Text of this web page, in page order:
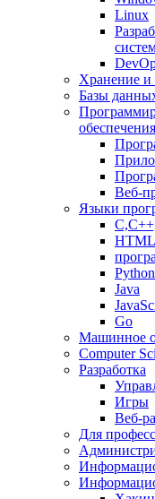
Linux
Хранение и
Базы
обеспечения
Веб-
Языки
Python
Java
Go
Машинное
Computer
Разработка
Игры
Веб-
Для